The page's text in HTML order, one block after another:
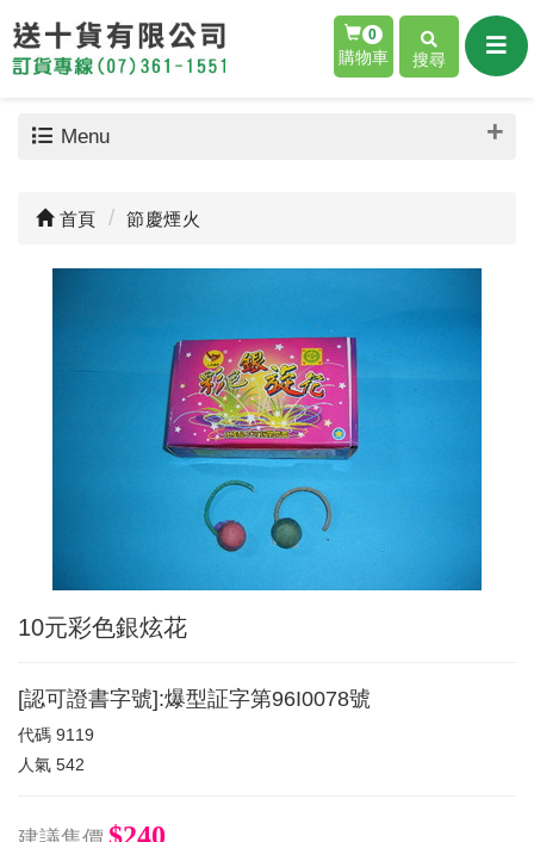
0
購物車 搜尋
Menu
首頁 節慶煙火
10元彩色銀炫花
[認可證書字號]:爆型証字第96I0078號
代碼 9119
人氣 542